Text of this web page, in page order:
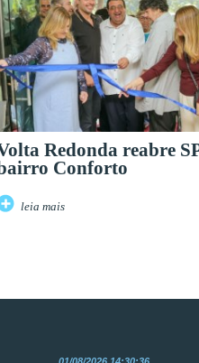
Redonda reabre
Conforto
leia mais